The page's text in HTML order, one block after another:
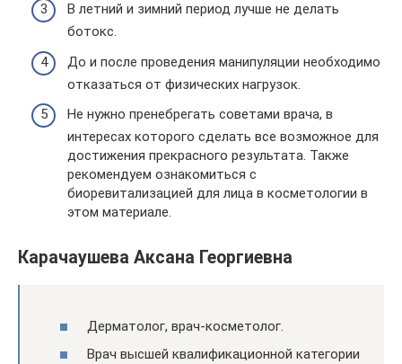
В летний и зимний период лучше не делать
ботокс.
До и после проведения манипуляции необходимо
отказаться от физических нагрузок.
Не нужно пренебрегать советами врача, в
интересах которого сделать все возможное для
достижения прекрасного результата. Также
рекомендуем ознакомиться с
биоревитализацией для лица в косметологии в
этом материале.
Карачаушева Аксана Георгиевна
Дерматолог, врач-косметолог.
Врач высшей квалификационной категории